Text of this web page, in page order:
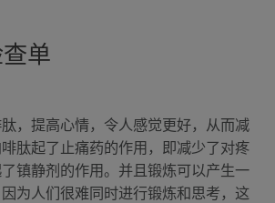
单
，提高心情，令人感觉更好，从而减
肽起了止痛药的作用，即减少了对疼
镇静剂的作用。并且锻炼可以产生一
为人们很难同时进行锻炼和思考，这